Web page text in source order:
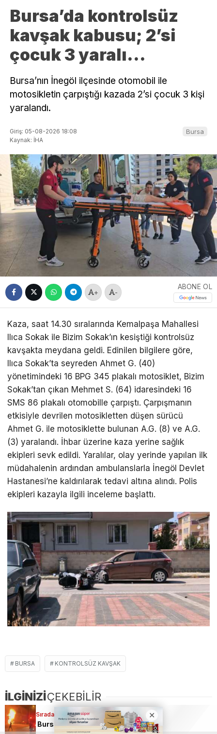
Sıradaki Haber
Bursa’da iş yeri alev alev yandı
Bursa’da kontrolsüz
kavşak kabusu; 2’si
çocuk 3 yaralı…
Bursa’nın İnegöl ilçesinde otomobil ile
motosikletin çarpıştığı kazada 2’si çocuk 3 kişi
yaralandı.
Giriş: 05-08-2026 18:08
Kaynak: İHA
Bursa
+ -
ABONE OL
Kaza, saat 14.30 sıralarında Kemalpaşa Mahallesi
Ilıca Sokak ile Bizim Sokak’ın kesiştiği kontrolsüz
kavşakta meydana geldi. Edinilen bilgilere göre,
Ilıca Sokak’ta seyreden Ahmet G. (40)
yönetimindeki 16 BPG 345 plakalı motosiklet, Bizim
Sokak’tan çıkan Mehmet S. (64) idaresindeki 16
SMS 86 plakalı otomobille çarpıştı. Çarpışmanın
etkisiyle devrilen motosikletten düşen sürücü
Ahmet G. ile motosiklette bulunan A.G. (8) ve A.G.
(3) yaralandı. İhbar üzerine kaza yerine sağlık
ekipleri sevk edildi. Yaralılar, olay yerinde yapılan ilk
müdahalenin ardından ambulanslarla İnegöl Devlet
Hastanesi’ne kaldırılarak tedavi altına alındı. Polis
ekipleri kazayla ilgili inceleme başlattı.
BURSA KONTROLSÜZ KAVŞAK
İLGİNİZİÇEKEBİLİR